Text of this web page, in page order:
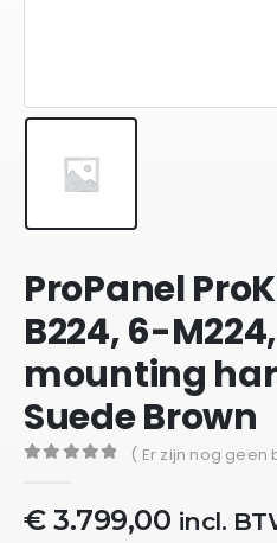
ProPanel
B224, 6-M224,
mounting
Suede Brown
( Er zijn nog
€3.799,00 incl.